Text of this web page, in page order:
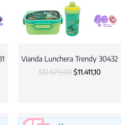
Vianda Lunchera Trendy 30432
$12.679,00 $11.411,10